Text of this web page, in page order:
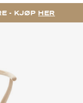
- KJØP HER